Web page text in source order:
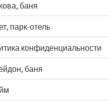
баня
парк-отель
конфиденциальности
баня